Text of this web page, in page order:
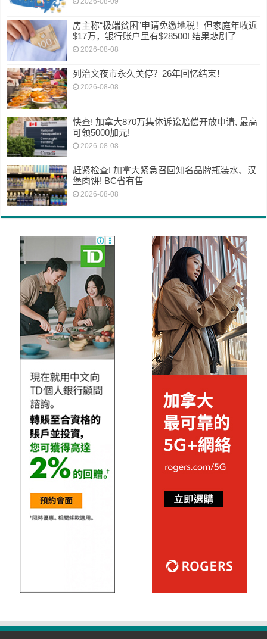
房主称“极端贫困”申请免缴地税！但家庭年收近
$17万，银行账户里有$28500! 结果悲剧了
2026-08-08
列治文夜市永久关停？26年回忆结束！
2026-08-08
快查! 加拿大870万集体诉讼赔偿开放申请, 最高
可领5000加元!
2026-08-08
赶紧检查! 加拿大紧急召回知名品牌瓶装水、汉
堡肉饼! BC省有售
2026-08-08